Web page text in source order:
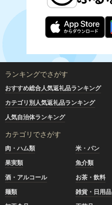
ランキングでさがす
おすすめ総合人気返礼品ランキング
カテゴリ別人気返礼品ランキング
人気自治体ランキング
カテゴリでさがす
肉・ハム類 米・パン
果実類
魚介類
酒・アルコール
お茶・飲料
麺類
雑貨・日用品